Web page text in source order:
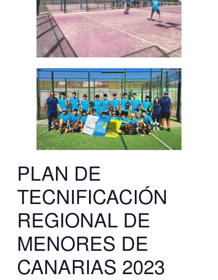
PLAN DE
TECNIFICACIÓN
REGIONAL DE
MENORES DE
CANARIAS 2023